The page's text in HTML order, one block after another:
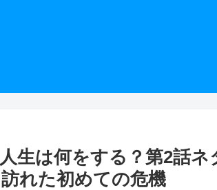
生は何をする？第2話ネ
れた初めての危機